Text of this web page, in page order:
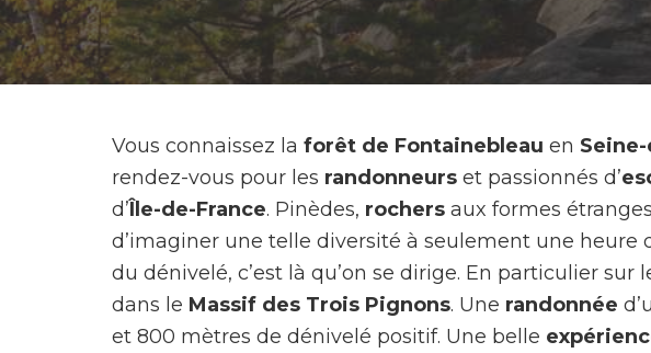
Vous connaissez la forêt de Fontainebleau en
rendez-vous pour les randonneurs et passionnés d’
d’Île-de-France. Pinèdes, rochers aux formes
d’imaginer une telle diversité à seulement une heure
du dénivelé, c’est là qu’on se dirige. En particulier sur
dans le Massif des Trois Pignons. Une randonnée
et 800 mètres de dénivelé positif. Une belle